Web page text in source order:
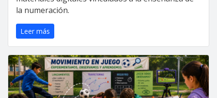
la numeración.
Leer más